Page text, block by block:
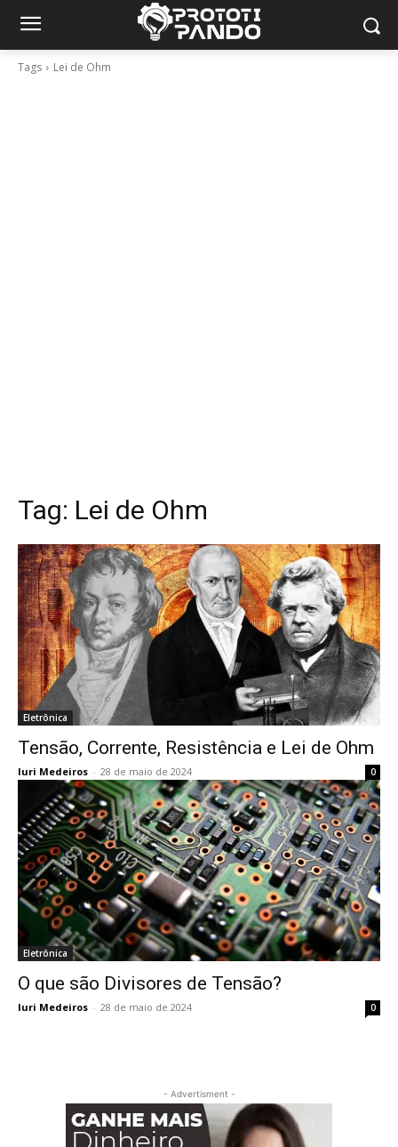
Tags Lei de Ohm
Tag: Lei de Ohm
Eletrônica
Tensão, Corrente, Resistência e Lei de Ohm
Iuri Medeiros - 28 de maio de 2024 0
Eletrônica
O que são Divisores de Tensão?
Iuri Medeiros - 28 de maio de 2024 0
- Advertisment -